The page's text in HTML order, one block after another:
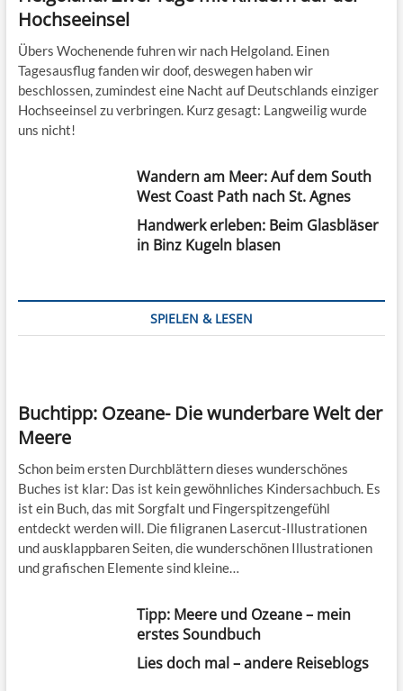
Hochseeinsel
Übers Wochenende fuhren wir nach Helgoland. Einen
Tagesausflug fanden wir doof, deswegen haben wir
beschlossen, zumindest eine Nacht auf Deutschlands einziger
Hochseeinsel zu verbringen. Kurz gesagt: Langweilig wurde
uns nicht!
Wandern am Meer: Auf dem South
West Coast Path nach St. Agnes
Handwerk erleben: Beim Glasbläser
in Binz Kugeln blasen
SPIELEN & LESEN
Buchtipp: Ozeane- Die wunderbare Welt der
Meere
Schon beim ersten Durchblättern dieses wunderschönes
Buches ist klar: Das ist kein gewöhnliches Kindersachbuch. Es
ist ein Buch, das mit Sorgfalt und Fingerspitzengefühl
entdeckt werden will. Die filigranen Lasercut-Illustrationen
und ausklappbaren Seiten, die wunderschönen Illustrationen
und grafischen Elemente sind kleine…
Tipp: Meere und Ozeane – mein
erstes Soundbuch
Lies doch mal – andere Reiseblogs